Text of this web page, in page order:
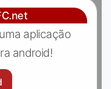
aplicação
android!